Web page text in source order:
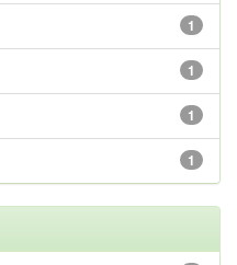
1
1
1
1